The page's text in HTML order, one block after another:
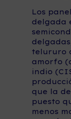
Los
delgada
telururo
amorfo
indio
que la
puesto
menos